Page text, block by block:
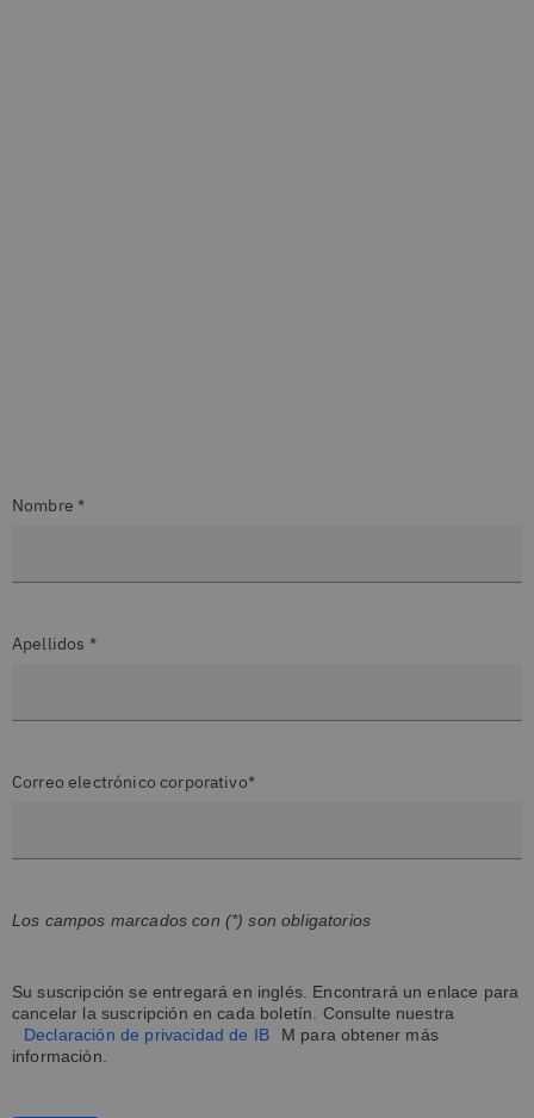
Nombre *
Apellidos *
Correo electrónico corporativo*
Los campos marcados con (*) son obligatorios
Su suscripción se entregará en inglés. Encontrará un enlace para
cancelar la suscripción en cada boletín. Consulte nuestra
Declaración de privacidad de IB
M para obtener más
información.